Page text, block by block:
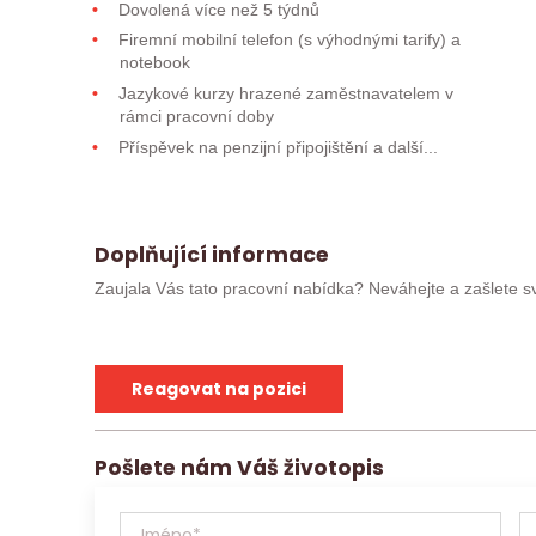
Dovolená více než 5 týdnů
Firemní mobilní telefon (s výhodnými tarify) a
notebook
Jazykové kurzy hrazené zaměstnavatelem v
rámci pracovní doby
Příspěvek na penzijní připojištění a další...
Doplňující informace
Zaujala Vás tato pracovní nabídka? Neváhejte a zašlete
absolvoval/a pohovor, můžete kontaktovat přímo svého
Uchazeče, kteří postoupí do užšího kola, budeme
nalezneme jinou vhodnou pracovní nabídku.
(životopis, případně další materiály) zpracovávat v
zprostředkování zaměstnání. Jobs Contact je pracovní
Reagovat na pozici
Pošlete nám Váš životopis